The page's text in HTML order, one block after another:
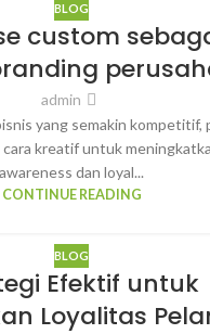
BLOG
custom
admin
yang semakin kompetitif,
kreatif untuk
awareness dan loyal...
CONTINUE READING
BLOG
Efektif untuk
Loyalitas